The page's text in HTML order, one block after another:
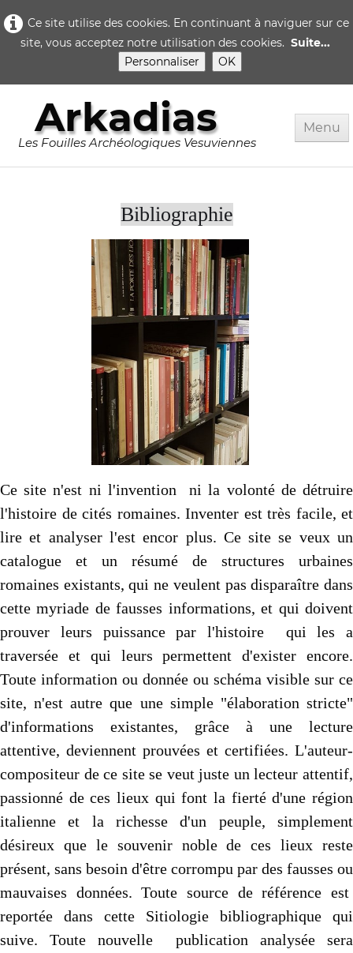
Ce site utilise des cookies. En continuant à naviguer sur ce
site, vous acceptez notre utilisation des cookies. Suite...
Personnaliser
OK
Arkadias
Les Fouilles Archéologiques Vesuviennes
Menu
▼
Bibliographie
Ce site n'est ni l'invention ni la volonté de détruire
l'histoire de cités romaines. Inventer est très facile, et
lire et analyser l'est encor plus. Ce site se veux un
catalogue et un résumé de structures urbaines
romaines existants, qui ne veulent pas disparaître dans
cette myriade de fausses informations, et qui doivent
prouver leurs puissance par l'histoire qui les a
traversée et qui leurs permettent d'exister encore.
Toute information ou donnée ou schéma visible sur ce
site, n'est autre que une simple "élaboration stricte"
d'informations existantes, grâce à une lecture
attentive, deviennent prouvées et certifiées. L'auteur-
compositeur de ce site se veut juste un lecteur attentif,
passionné de ces lieux qui font la fierté d'une région
italienne et la richesse d'un peuple, simplement
désireux que le souvenir noble de ces lieux reste
présent, sans besoin d'être corrompu par des fausses ou
mauvaises données. Toute source de référence est
reportée dans cette Sitiologie bibliographique qui
suive. Toute nouvelle publication analysée sera